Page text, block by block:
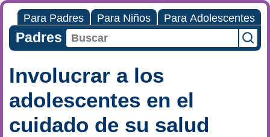
Para Padres Para Niños Para Adolescentes
Padres
Involucrar a los
adolescentes en el
cuidado de su salud